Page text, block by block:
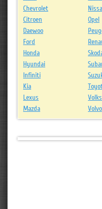
Chevrolet
Citroen
Opel
Daewoo
Ford
Honda
Hyundai
Infiniti
Kia
Lexus
Mazda
Volvo